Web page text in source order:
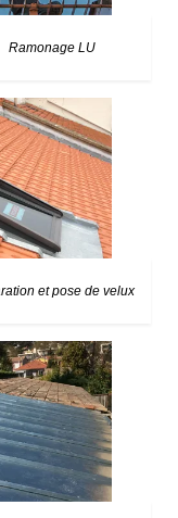
Ramonage LU
et pose de velux